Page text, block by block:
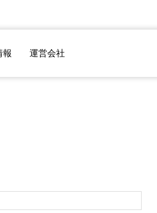
報 運営会社